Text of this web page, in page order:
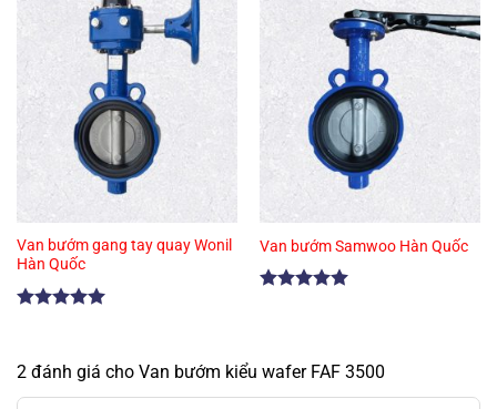
Van bướm gang tay quay Wonil
Hàn Quốc
Van bướm Samwoo Hàn Quốc
2 đánh giá cho Van bướm kiểu wafer FAF 3500